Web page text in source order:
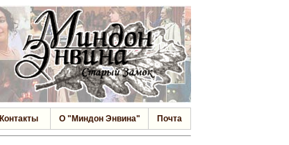
Контакты О "Миндон Энвина" Почта